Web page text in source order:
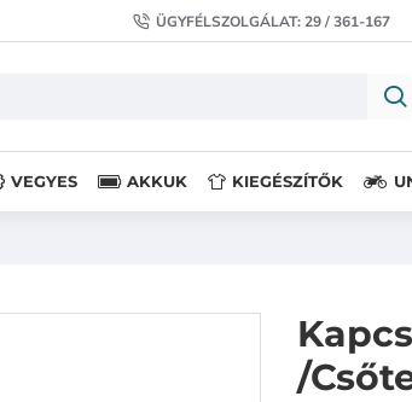
ÜGYFÉLSZOLGÁLAT: 29 / 361-167
VEGYES AKKUK KIEGÉSZÍTŐK
/